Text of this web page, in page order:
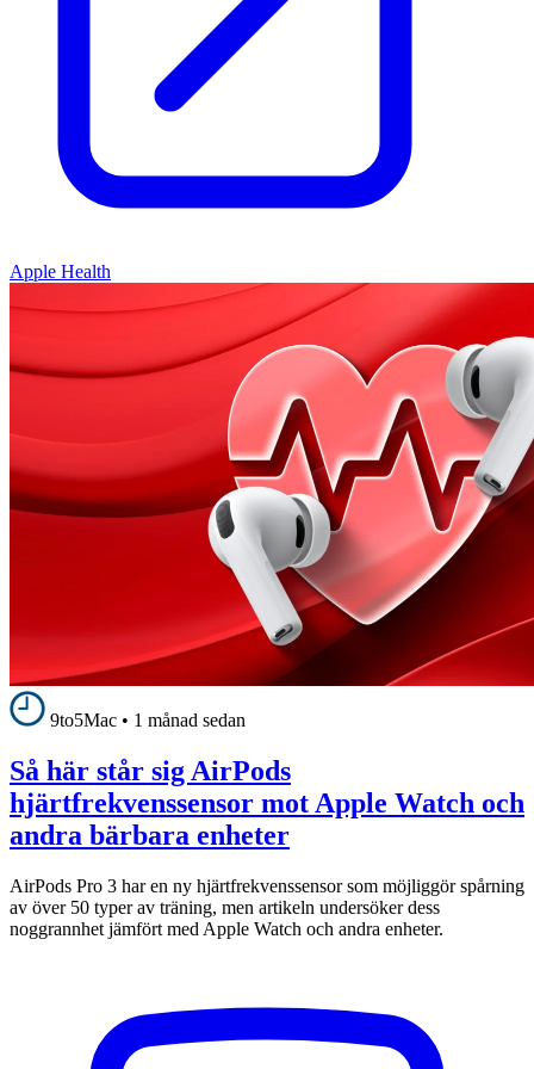
Apple Health
9to5Mac • 1 månad sedan
Så här står sig AirPods
hjärtfrekvenssensor mot Apple Watch och
andra bärbara enheter
AirPods Pro 3 har en ny hjärtfrekvenssensor som möjliggör spårning
av över 50 typer av träning, men artikeln undersöker dess
noggrannhet jämfört med Apple Watch och andra enheter.